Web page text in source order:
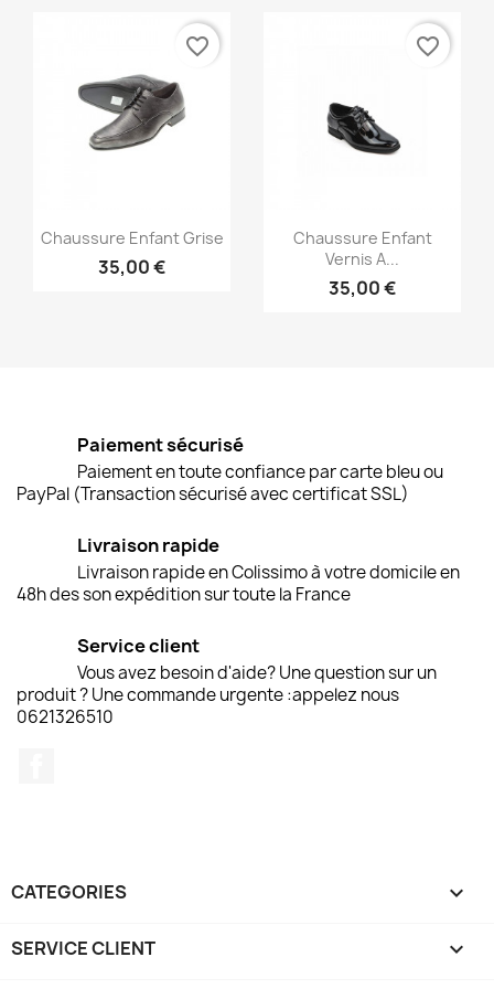
Aperçu rapide
Chaussure Enfant Grise
35,00 €
favorite_border
Aperçu rapide
Chaussure Enfant
Vernis A...
35,00 €
favorite_border
Paiement sécurisé
Paiement en toute confiance par carte bleu ou
PayPal (Transaction sécurisé avec certificat SSL)
Livraison rapide
Livraison rapide en Colissimo à votre domicile en
48h des son expédition sur toute la France
Service client
Vous avez besoin d'aide? Une question sur un
produit ? Une commande urgente :appelez nous
0621326510
CATEGORIES 
SERVICE CLIENT 